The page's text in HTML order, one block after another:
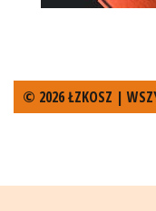
© 2026 ŁZKOSZ |